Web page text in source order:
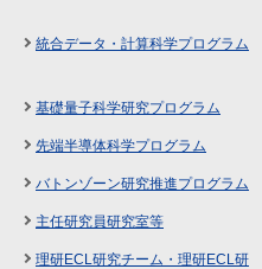
統合データ・計算科学プログラム
基礎量子科学研究プログラム
先端半導体科学プログラム
バトンゾーン研究推進プログラム
主任研究員研究室等
理研ECL研究チーム・理研ECL研